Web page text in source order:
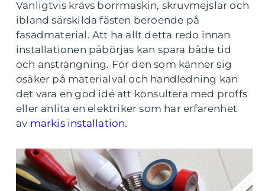
Vanligtvis krävs borrmaskin, skruvmejslar och
ibland särskilda fästen beroende på
fasadmaterial. Att ha allt detta redo innan
installationen påbörjas kan spara både tid
och ansträngning. För den som känner sig
osäker på materialval och handledning kan
det vara en god idé att konsultera med proffs
eller anlita en elektriker som har erfarenhet
av markis installation.